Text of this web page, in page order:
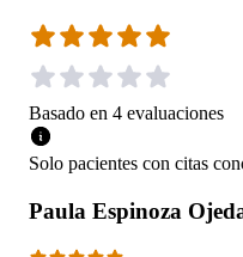
Basado en 4 evaluaciones
Solo pacientes con citas
Paula Espinoza